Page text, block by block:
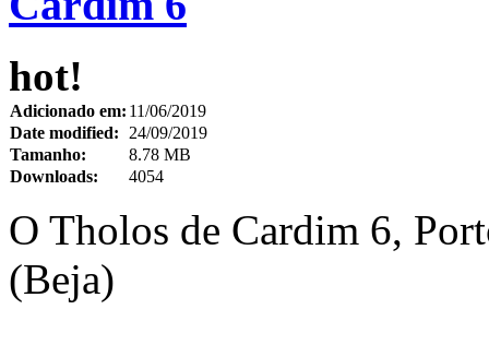
hot!
Adicionado em: 11/06/2019
Date modified:
24/09/2019
Tamanho:
8.78 MB
Downloads:
4054
O Tholos de Cardim 6,
(Beja)